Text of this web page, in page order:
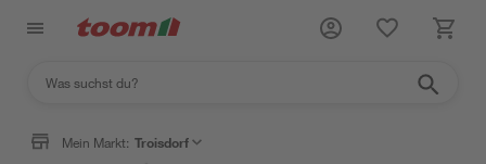
Mein Markt: Troisdorf